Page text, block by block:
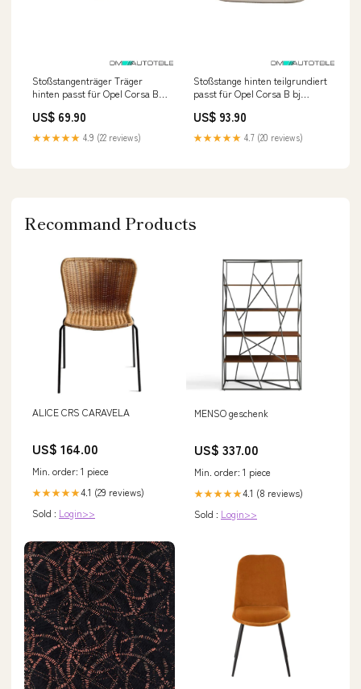
Stoßstangenträger Träger
hinten passt für Opel Corsa B
US$ 69.90
★★★★★ 4.9 (22 reviews)
Stoßstange hinten teilgrundiert
passt für Opel Corsa B bj
US$ 93.90
★★★★★ 4.7 (20 reviews)
Recommand Products
ALICE CRS CARAVELA
US$ 164.00
Min. order: 1 piece
★★★★★4.1 (29 reviews)
Sold : Login>>
MENSO geschenk
US$ 337.00
Min. order: 1 piece
★★★★★4.1 (8 reviews)
Sold : Login>>